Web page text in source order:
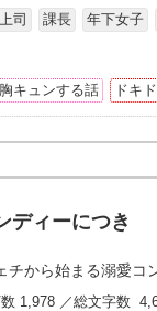
上司 課長 年下女子
胸キュンする話 ドキ
ディーにつき
チから始まる溺愛コ
1,978 ／総文字数